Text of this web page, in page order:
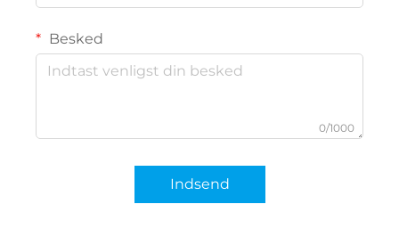
Besked
0/1000
Indsend